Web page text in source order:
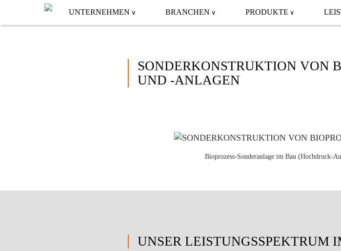
UNTERNEHMEN BRANCHEN PRODUKTE
SONDERKONSTRUKTION VON
UND -ANLAGEN
Bioprozess-Sonderanlage im Bau (Hochdruck-
UNSER LEISTUNGSSPEKTRUM